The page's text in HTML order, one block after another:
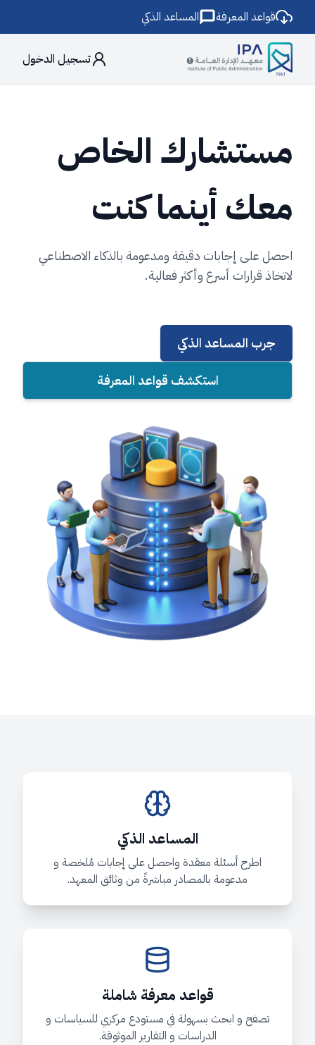
قواعد المعرفة المساعد الذكي
تسجيل الدخول
مستشارك الخاص
معك أينما كنت
احصل على إجابات دقيقة ومدعومة بالذكاء الاصطناعي
لاتخاذ قرارات أسرع وأكثر فعالية.
جرب المساعد الذكي
استكشف قواعد المعرفة
المساعد الذكي
اطرح أسئلة معقدة واحصل على إجابات مُلخصة و
مدعومة بالمصادر مباشرةً من وثائق المعهد.
قواعد معرفة شاملة
تصفح و ابحث بسهولة في مستودع مركزي للسياسات و
الدراسات و التقارير الموثوقة.